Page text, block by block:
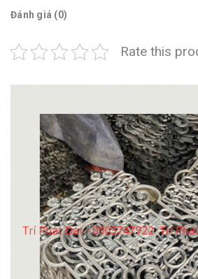
Đánh giá (0)
Rate this